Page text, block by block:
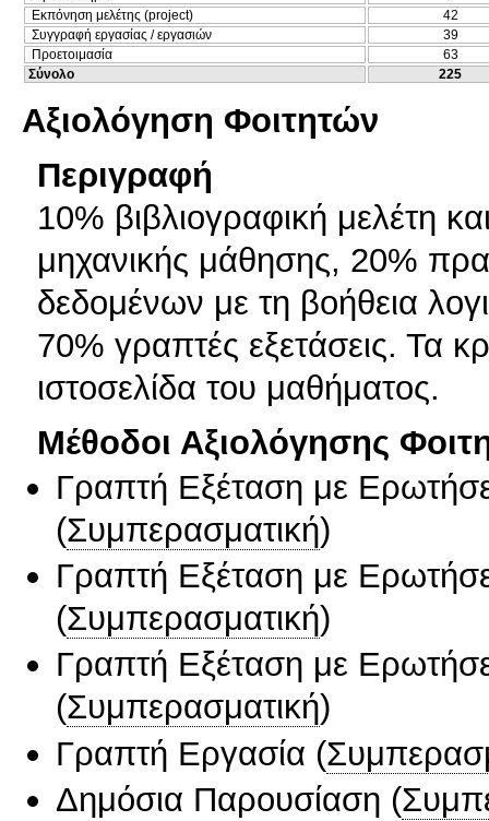
Εκπόνηση μελέτης (project)
42
Συγγραφή εργασίας / εργασιών
39
Προετοιμασία
63
Σύνολο
225
Αξιολόγηση Φοιτητών
Περιγραφή
10% βιβλιογραφική μελέτη
μηχανικής μάθησης, 20%
δεδομένων με τη βοήθεια
70% γραπτές εξετάσεις. Τα
ιστοσελίδα του μαθήματος.
Μέθοδοι Αξιολόγησης
Γραπτή Εξέταση με
(Συμπερασματική)
Γραπτή Εξέταση με
(Συμπερασματική)
Γραπτή Εξέταση με
(Συμπερασματική)
Γραπτή Εργασία (
Δημόσια Παρουσίαση (